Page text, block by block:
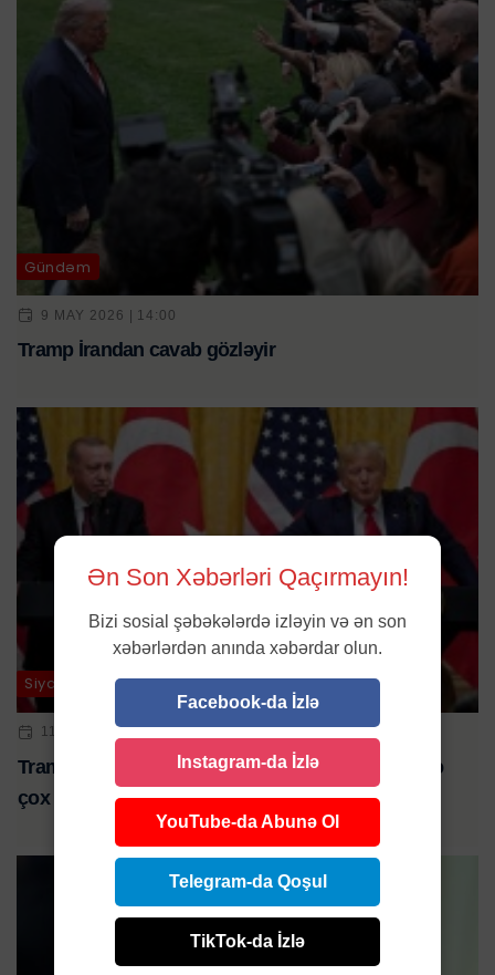
Gündəm
9 MAY 2026 | 14:00
Tramp İrandan cavab gözləyir
Siyasət
11 IYN 2026 | 13:00
Tramp Ərdoğan barədə danışdı: “O, fövqəladə və
çox güclü liderdir”
Ən Son Xəbərləri Qaçırmayın!
Bizi sosial şəbəkələrdə izləyin və ən son
xəbərlərdən anında xəbərdar olun.
Facebook-da İzlə
Instagram-da İzlə
YouTube-da Abunə Ol
Telegram-da Qoşul
TikTok-da İzlə